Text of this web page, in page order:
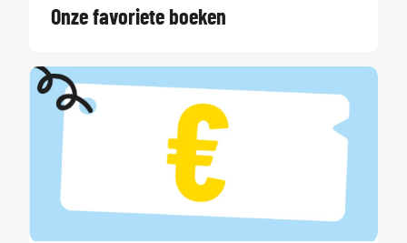
Onze favoriete boeken